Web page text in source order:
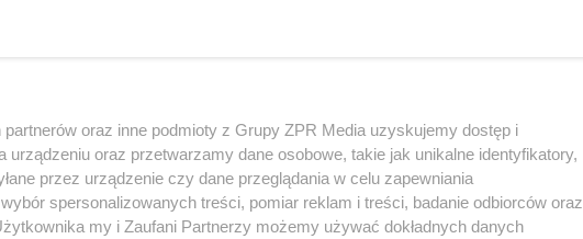
oraz inne podmioty z Grupy ZPR Media uzyskujemy dostęp i
urządzeniu oraz przetwarzamy dane osobowe, takie jak unikalne identyfikatory,
przez urządzenie czy dane przeglądania w celu zapewniania
spersonalizowanych treści, pomiar reklam i treści, badanie odbiorców oraz
my i Zaufani Partnerzy możemy używać dokładnych danych